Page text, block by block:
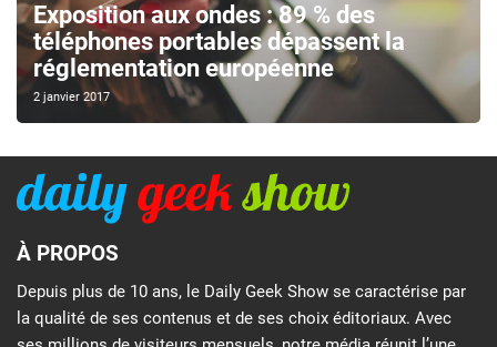
Exposition aux ondes : 89 % des
téléphones portables dépassent la
réglementation européenne
2 janvier 2017
À PROPOS
Depuis plus de 10 ans, le Daily Geek Show se caractérise par
la qualité de ses contenus et de ses choix éditoriaux. Avec